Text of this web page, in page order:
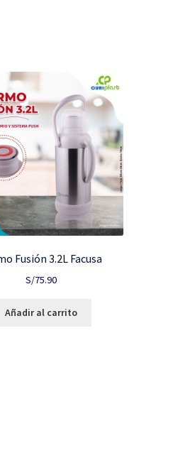
Fusión 3.2L Facusa
S/75.90
Añadir al carrito